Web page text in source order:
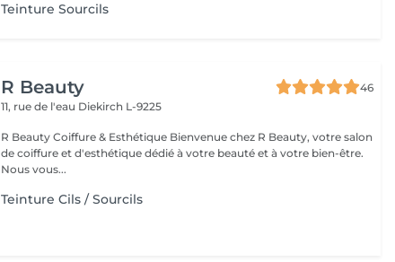
Teinture Sourcils
R Beauty
46
11, rue de l'eau Diekirch L-9225
R Beauty Coiffure & Esthétique Bienvenue chez R Beauty, votre salon
de coiffure et d'esthétique dédié à votre beauté et à votre bien-être.
Nous vous...
Teinture Cils / Sourcils